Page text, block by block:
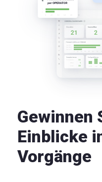
Gewinnen
Einblicke
Vorgänge